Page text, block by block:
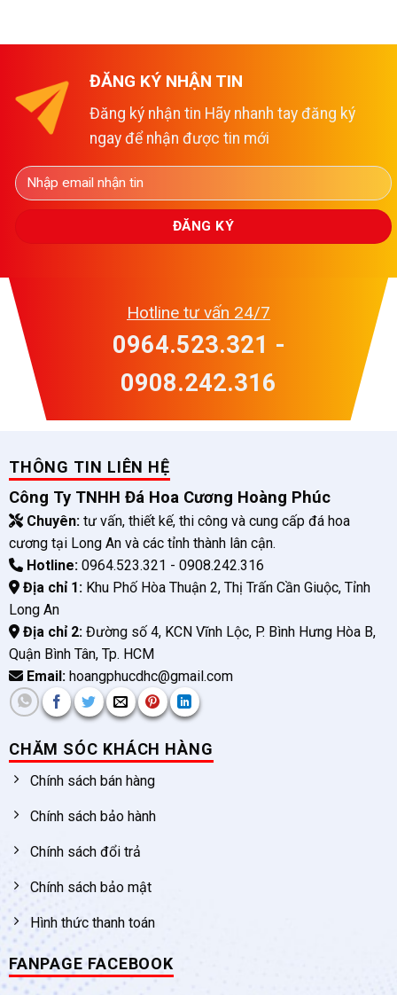
ĐĂNG KÝ NHẬN TIN
Đăng ký nhận tin Hãy nhanh tay đăng ký
ngay để nhận được tin mới
Hotline tư vấn 24/7
0964.523.321 -
0908.242.316
THÔNG TIN LIÊN HỆ
Công Ty TNHH Đá Hoa Cương Hoàng Phúc
Chuyên:tư vấn, thiết kế, thi công và cung cấp đá hoa
cương tại Long An và các tỉnh thành lân cận.
Hotline:0964.523.321 - 0908.242.316
Địa chỉ 1:Khu Phố Hòa Thuận 2, Thị Trấn Cần Giuộc, Tỉnh
Long An
Địa chỉ 2:Đường số 4, KCN Vĩnh Lộc, P. Bình Hưng Hòa B,
Quận Bình Tân, Tp. HCM
Email:hoangphucdhc@gmail.com
CHĂM SÓC KHÁCH HÀNG
Chính sách bán hàng
Chính sách bảo hành
Chính sách đổi trả
Chính sách bảo mật
Hình thức thanh toán
FANPAGE FACEBOOK